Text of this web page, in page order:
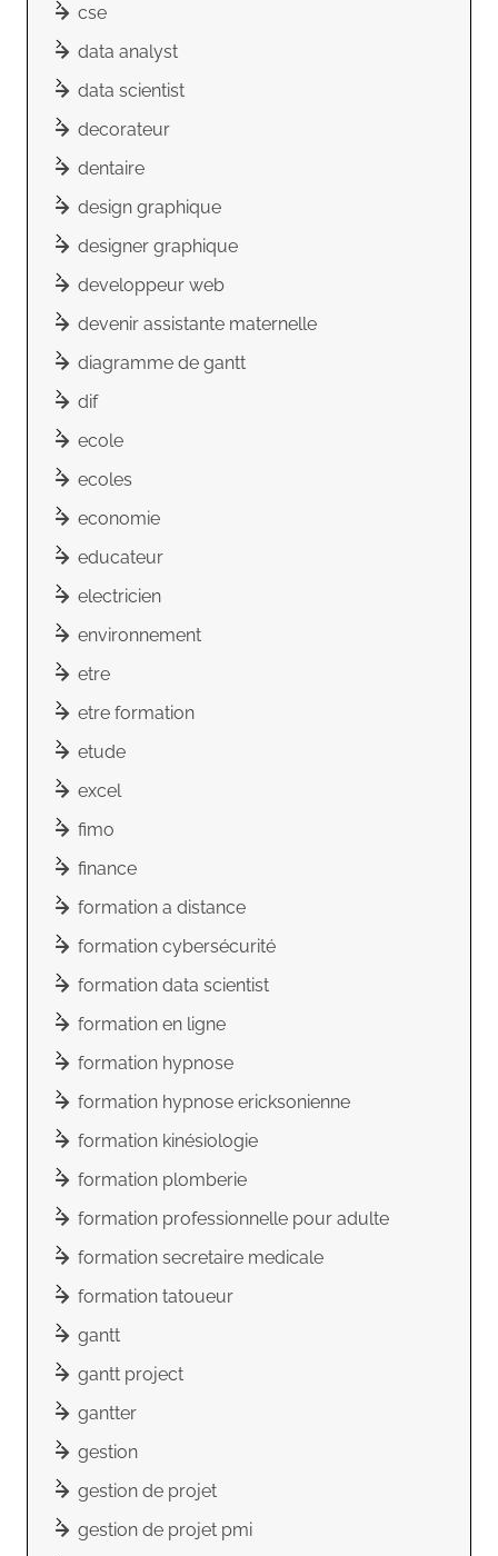
cse
data analyst
data scientist
decorateur
dentaire
design graphique
designer graphique
developpeur web
devenir assistante maternelle
diagramme de gantt
dif
ecole
ecoles
economie
educateur
electricien
environnement
etre
etre formation
etude
excel
fimo
finance
formation a distance
formation cybersécurité
formation data scientist
formation en ligne
formation hypnose
formation hypnose ericksonienne
formation kinésiologie
formation plomberie
formation professionnelle pour adulte
formation secretaire medicale
formation tatoueur
gantt
gantt project
gantter
gestion
gestion de projet
gestion de projet pmi